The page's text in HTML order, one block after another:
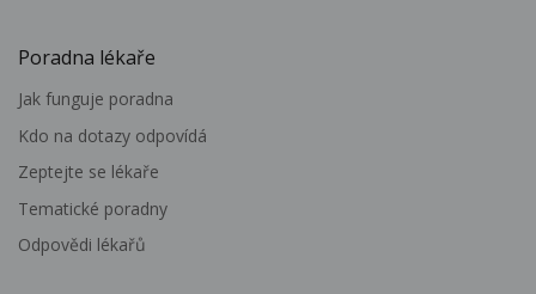
Poradna lékaře
Jak funguje poradna
Kdo na dotazy odpovídá
Zeptejte se lékaře
Tematické poradny
Odpovědi lékařů